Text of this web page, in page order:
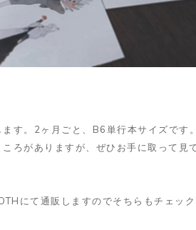
す。2ヶ月ごと、B6単行本サイズです
ろがありますが、ぜひお手に取って見
にて通販しますのでそちらもチェッ